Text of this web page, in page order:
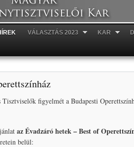
VÁLASZTÁS 2023 KAR
figyelmét a Budapesti
az Évadzáró hetek – Best of
belül: